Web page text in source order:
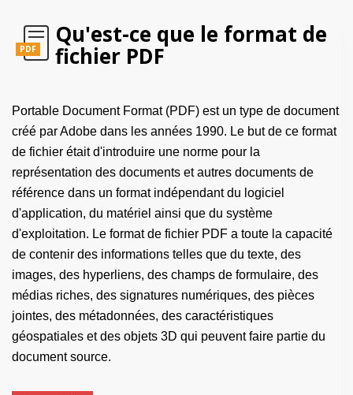
PDF
Qu'est-ce que le format de
fichier PDF
Portable Document Format (PDF) est un type de document
créé par Adobe dans les années 1990. Le but de ce format
de fichier était d'introduire une norme pour la
représentation des documents et autres documents de
référence dans un format indépendant du logiciel
d'application, du matériel ainsi que du système
d'exploitation. Le format de fichier PDF a toute la capacité
de contenir des informations telles que du texte, des
images, des hyperliens, des champs de formulaire, des
médias riches, des signatures numériques, des pièces
jointes, des métadonnées, des caractéristiques
géospatiales et des objets 3D qui peuvent faire partie du
document source.